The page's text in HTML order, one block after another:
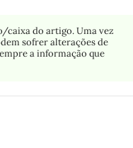
do artigo. Uma vez
sofrer alterações de
a informação que